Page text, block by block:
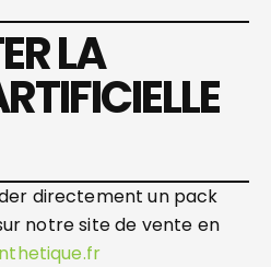
LA
directement un pack
notre site de vente en